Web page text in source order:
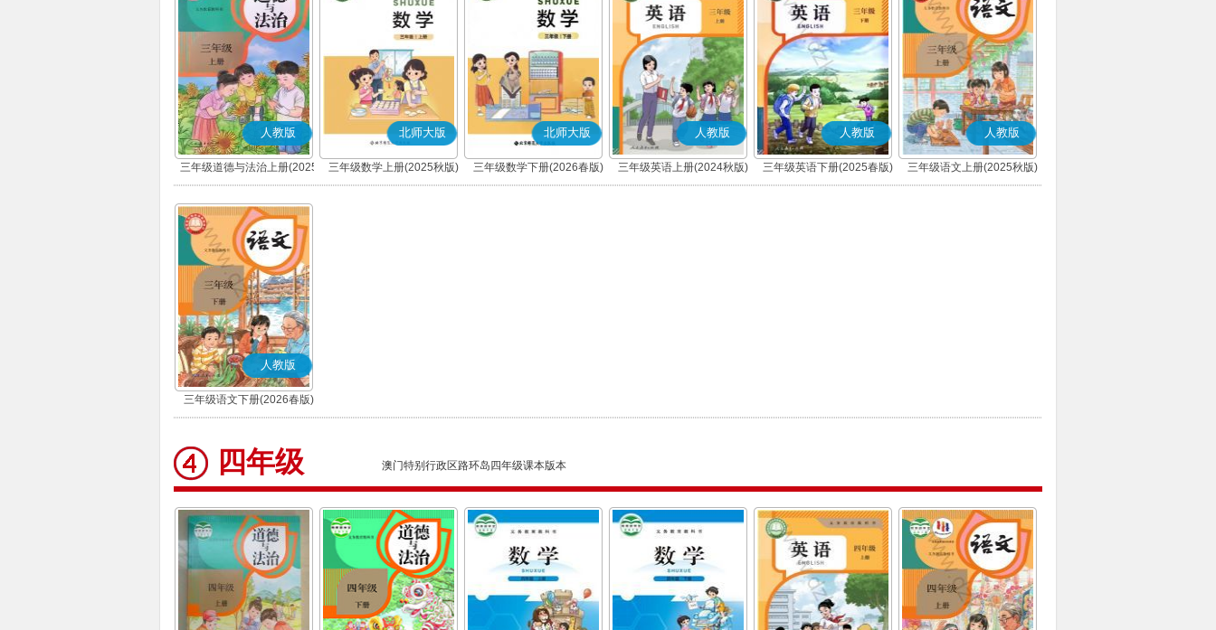
人教版
三年级道德与法治上册(2025
秋版)(部编版)
北师大版
三年级数学上册(2025秋版)
北师大版
三年级数学下册(2026春版)
人教版
三年级英语上册(2024秋版)
(精通)
人教版
三年级英语下册(2025春版)
(精通)
人教版
三年级语文上册(2025秋版)
(部编版)
人教版
三年级语文下册(2026春版)
(部编版)
四年级 澳门特别行政区路环岛四年级课本版本